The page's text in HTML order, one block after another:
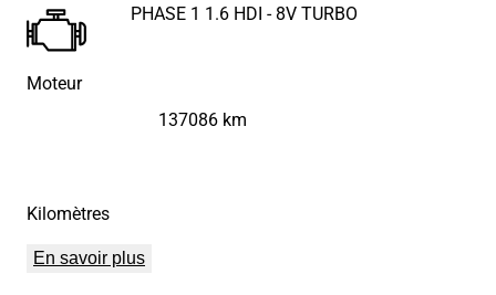
Moteur
PHASE 1 1.6 HDI - 8V TURBO
Kilomètres
137086 km
En savoir plus